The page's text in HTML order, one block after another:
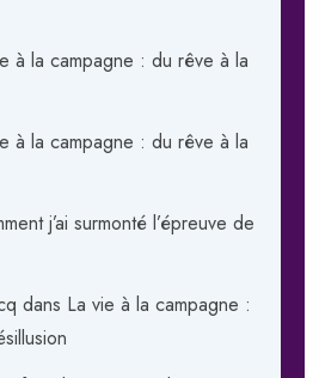
à la campagne : du rêve à la
à la campagne : du rêve à la
j’ai surmonté l’épreuve de
dans La vie à la campagne :